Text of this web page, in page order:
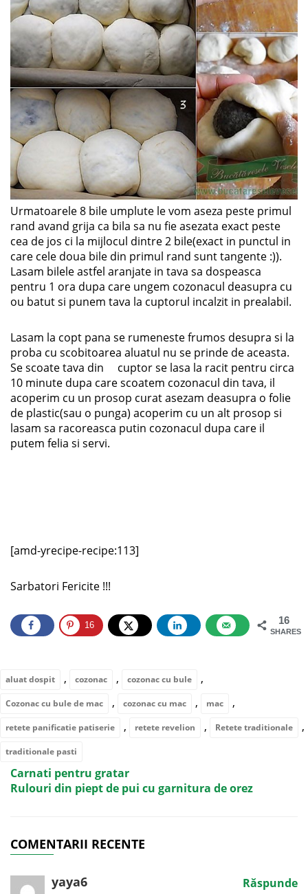
Urmatoarele 8 bile umplute le vom aseza peste primul
rand avand grija ca bila sa nu fie asezata exact peste
cea de jos ci la mijlocul dintre 2 bile(exact in punctul in
care cele doua bile din primul rand sunt tangente :)).
Lasam bilele astfel aranjate in tava sa dospeasca
pentru 1 ora dupa care ungem cozonacul deasupra cu
ou batut si punem tava la cuptorul incalzit in prealabil.
Lasam la copt pana se rumeneste frumos desupra si la
proba cu scobitoarea aluatul nu se prinde de aceasta.
Se scoate tava din cuptor se lasa la racit pentru circa
10 minute dupa care scoatem cozonacul din tava, il
acoperim cu un prosop curat asezam deasupra o folie
de plastic(sau o punga) acoperim cu un alt prosop si
lasam sa racoreasca putin cozonacul dupa care il
putem felia si servi.
[amd-yrecipe-recipe:113]
Sarbatori Fericite !!!
16
SHARES
16
aluat dospit , cozonac , cozonac cu bule ,
Cozonac cu bule de mac , cozonac cu mac , mac ,
retete panificatie patiserie , retete revelion , Retete traditionale ,
traditionale pasti
Carnati pentru gratar
Rulouri din piept de pui cu garnitura de orez
COMENTARII RECENTE
yaya6 Răspunde